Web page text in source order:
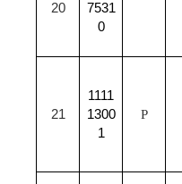
20
7531
0
21
1111
1300
1
P